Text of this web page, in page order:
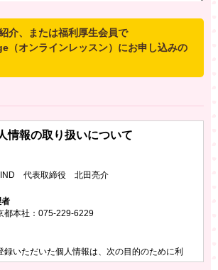
介、または福利厚生会員で
（オンラインレッスン）にお申し込みの
複数でお申し込みの場合、お一人ず
会員番号またはクーポンコード
ーポンコード
情報の取り扱いについて
代表取締役 北田亮介
本社：075-229-6229
録いただいた個人情報は、次の目的のために利